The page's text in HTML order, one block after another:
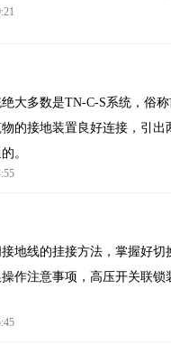
大多数是TN-C-S系统，俗
的接地装置良好连接，引
。
地线的挂接方法，掌握好
作注意事项，高压开关联